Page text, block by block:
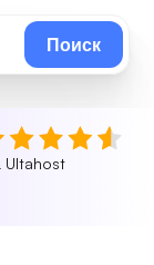
Поиск
Ultahost